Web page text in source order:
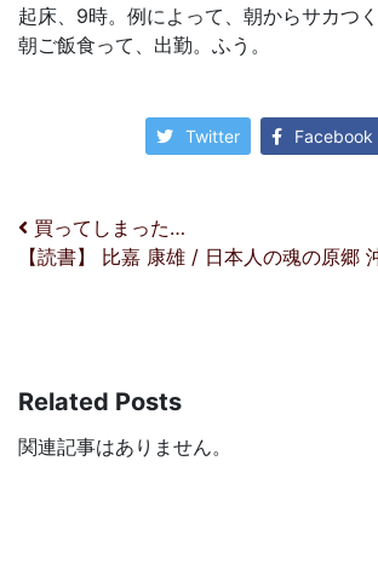
起床、9時。例によって、朝からサカつく
朝ご飯食って、出勤。ふう。
Twitter Facebook
投稿ナビゲーション
買ってしまった…
【読書】 比嘉 康雄 / 日本人の魂の原郷
Related Posts
関連記事はありません。